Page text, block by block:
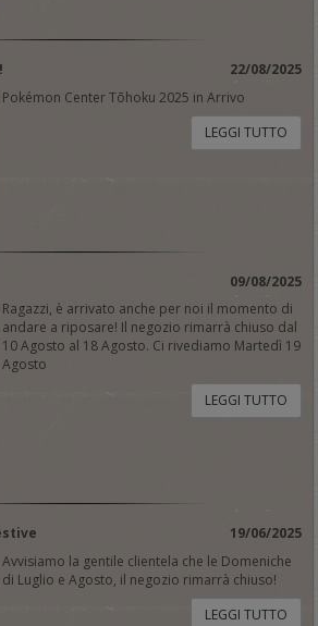
22/08/2025
Pokémon Center Tōhoku 2025 in Arrivo
LEGGI TUTTO
09/08/2025
Ragazzi, è arrivato anche per noi il momento di
andare a riposare! Il negozio rimarrà chiuso dal
10 Agosto al 18 Agosto. Ci rivediamo Martedì 19
Agosto
LEGGI TUTTO
19/06/2025
Avvisiamo la gentile clientela che le Domeniche
di Luglio e Agosto, il negozio rimarrà chiuso!
LEGGI TUTTO